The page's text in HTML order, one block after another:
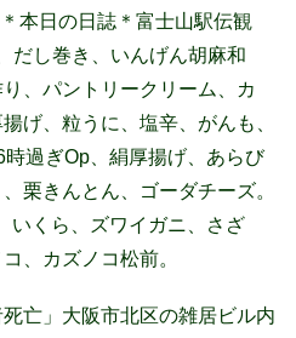
本日の日誌＊富士山駅伝観
だし巻き、いんげん胡麻和
、パントリークリーム、カ
げ、粒うに、塩辛、がんも、
過ぎOp、絹厚揚げ、あらび
栗きんとん、ゴーダチーズ。
いくら、ズワイガニ、さざ
、カズノコ松前。
亡」 大阪市北区の雑居ビル内